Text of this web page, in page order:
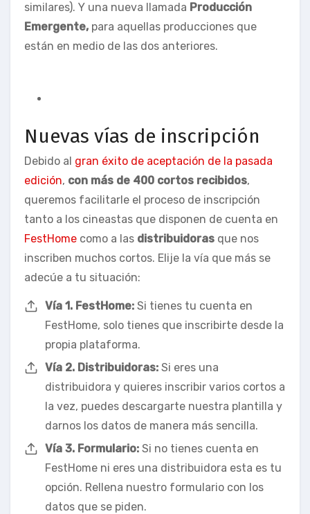
similares). Y una nueva llamada Producción
Emergente, para aquellas producciones que
están en medio de las dos anteriores.
Nuevas vías de inscripción
Debido al gran éxito de aceptación de la pasada
edición, con más de 400 cortos recibidos,
queremos facilitarle el proceso de inscripción
tanto a los cineastas que disponen de cuenta en
FestHome como a las distribuidoras que nos
inscriben muchos cortos. Elije la vía que más se
adecúe a tu situación:
Vía 1. FestHome: Si tienes tu cuenta en
FestHome, solo tienes que inscribirte desde la
propia plataforma.
Vía 2. Distribuidoras: Si eres una
distribuidora y quieres inscribir varios cortos a
la vez, puedes descargarte nuestra plantilla y
darnos los datos de manera más sencilla.
Vía 3. Formulario: Si no tienes cuenta en
FestHome ni eres una distribuidora esta es tu
opción. Rellena nuestro formulario con los
datos que se piden.